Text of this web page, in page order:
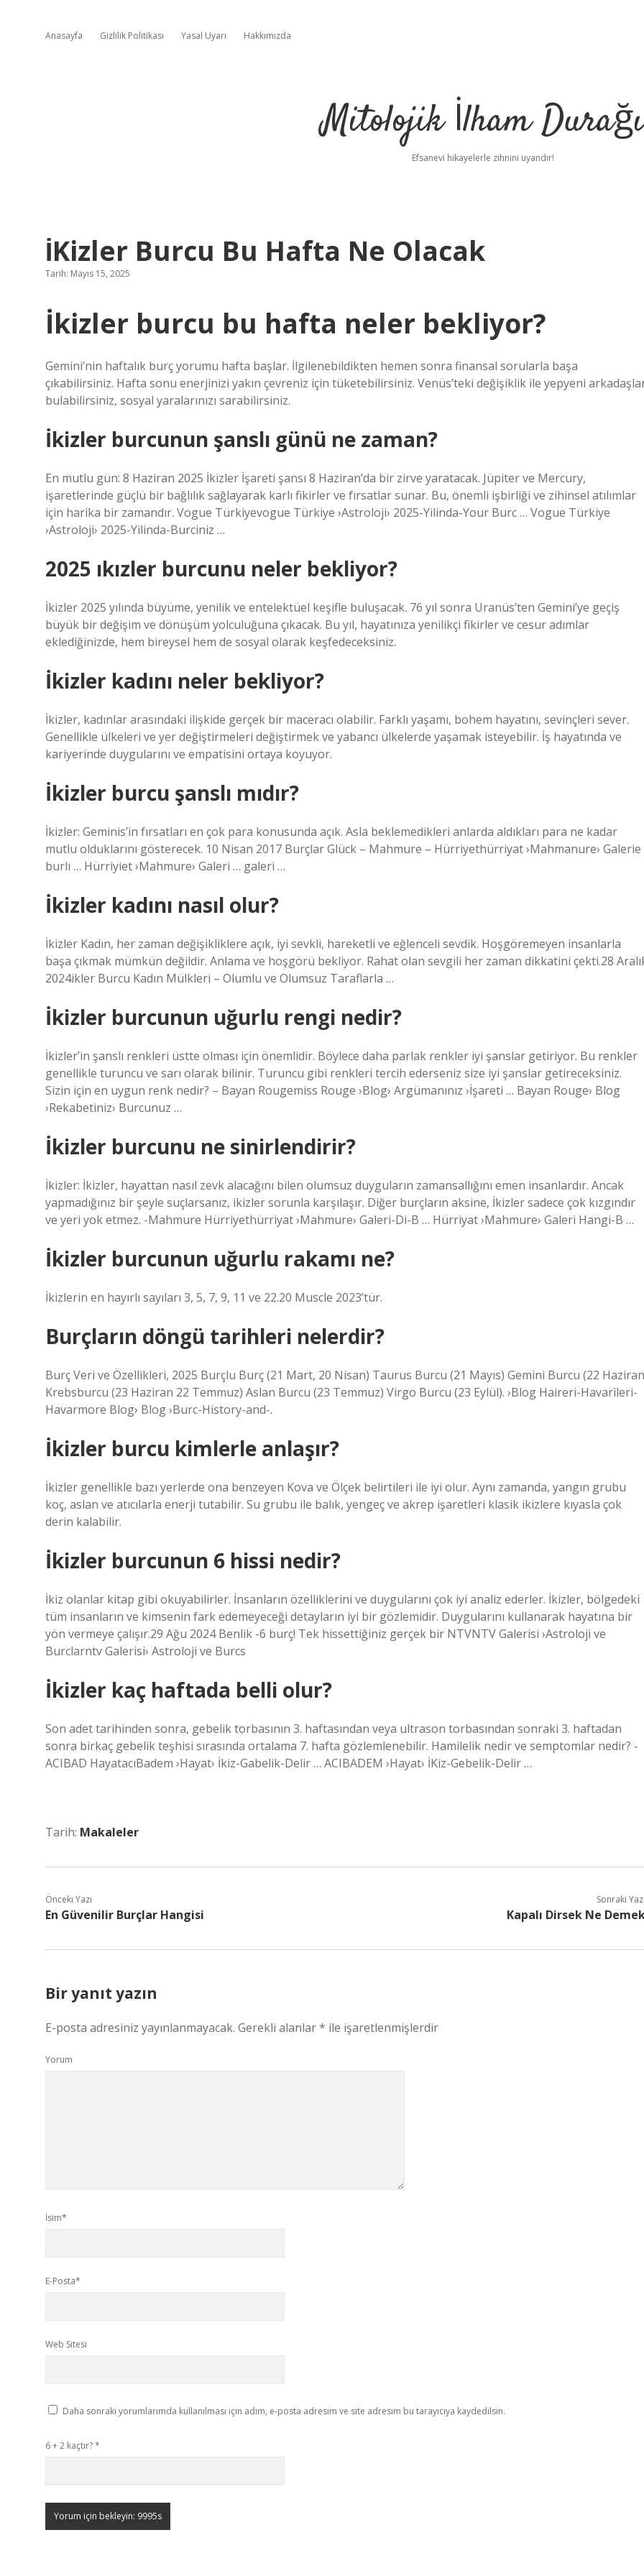
Anasayfa Gizlilik Politikası Yasal Uyarı Hakkımızda
Mitolojik İlham Durağı
Efsanevi hikayelerle zihnini uyandır!
İKizler Burcu Bu Hafta Ne Olacak
Tarih: Mayıs 15, 2025
İkizler burcu bu hafta neler bekliyor?
Gemini’nin haftalık burç yorumu hafta başlar. İlgilenebildikten hemen sonra finansal sorularla başa
çıkabilirsiniz. Hafta sonu enerjinizi yakın çevreniz için tüketebilirsiniz. Venüs’teki değişiklik ile yepyeni
bulabilirsiniz, sosyal yaralarınızı sarabilirsiniz.
İkizler burcunun şanslı günü ne zaman?
En mutlu gün: 8 Haziran 2025 İkizler İşareti şansı 8 Haziran’da bir zirve yaratacak. Jüpiter ve Mercury,
işaretlerinde güçlü bir bağlılık sağlayarak karlı fikirler ve fırsatlar sunar. Bu, önemli işbirliği ve zihinsel atılımlar
için harika bir zamandır. Vogue Türkiyevogue Türkiye ›Astroloji› 2025-Yilinda-Your Burc … Vogue Türkiye
›Astroloji› 2025-Yilinda-Burciniz …
2025 ıkızler burcunu neler bekliyor?
İkizler 2025 yılında büyüme, yenilik ve entelektüel keşifle buluşacak. 76 yıl sonra Uranüs’ten Gemini’ye geçiş
büyük bir değişim ve dönüşüm yolculuğuna çıkacak. Bu yıl, hayatınıza yenilikçi fikirler ve cesur adımlar
eklediğinizde, hem bireysel hem de sosyal olarak keşfedeceksiniz.
İkizler kadını neler bekliyor?
İkizler, kadınlar arasındaki ilişkide gerçek bir maceracı olabilir. Farklı yaşamı, bohem hayatını, sevinçleri sever.
Genellikle ülkeleri ve yer değiştirmeleri değiştirmek ve yabancı ülkelerde yaşamak isteyebilir. İş hayatında ve
kariyerinde duygularını ve empatisini ortaya koyuyor.
İkizler burcu şanslı mıdır?
İkizler: Geminis’in fırsatları en çok para konusunda açık. Asla beklemedikleri anlarda aldıkları para ne kadar
mutlu olduklarını gösterecek. 10 Nisan 2017 Burçlar Glück – Mahmure – Hürriyethürriyat ›Mahmanure› Galerie
burlı … Hürriyiet ›Mahmure› Galeri … galeri …
İkizler kadını nasıl olur?
İkizler Kadın, her zaman değişikliklere açık, iyi sevkli, hareketli ve eğlenceli sevdik. Hoşgöremeyen insanlarla
başa çıkmak mümkün değildir. Anlama ve hoşgörü bekliyor. Rahat olan sevgili her zaman dikkatini çekti.28
2024ikler Burcu Kadın Mülkleri – Olumlu ve Olumsuz Taraflarla …
İkizler burcunun uğurlu rengi nedir?
İkizler’in şanslı renkleri üstte olması için önemlidir. Böylece daha parlak renkler iyi şanslar getiriyor. Bu renkler
genellikle turuncu ve sarı olarak bilinir. Turuncu gibi renkleri tercih ederseniz size iyi şanslar getireceksiniz.
Sizin için en uygun renk nedir? – Bayan Rougemiss Rouge ›Blog› Argümanınız ›İşareti … Bayan Rouge› Blog
›Rekabetiniz› Burcunuz …
İkizler burcunu ne sinirlendirir?
İkizler: İkizler, hayattan nasıl zevk alacağını bilen olumsuz duyguların zamansallığını emen insanlardır. Ancak
yapmadığınız bir şeyle suçlarsanız, ikizler sorunla karşılaşır. Diğer burçların aksine, İkizler sadece çok kızgındır
ve yeri yok etmez. -Mahmure Hürriyethürriyat ›Mahmure› Galeri-Di-B … Hürriyat ›Mahmure› Galeri Hangi-B …
İkizler burcunun uğurlu rakamı ne?
İkizlerin en hayırlı sayıları 3, 5, 7, 9, 11 ve 22.20 Muscle 2023’tür.
Burçların döngü tarihleri nelerdir?
Burç Veri ve Özellikleri, 2025 Burçlu Burç (21 Mart, 20 Nisan) Taurus Burcu (21 Mayıs) Gemini Burcu (22
Krebsburcu (23 Haziran 22 Temmuz) Aslan Burcu (23 Temmuz) Virgo Burcu (23 Eylül). ›Blog Haireri-Havarìleri-
Havarmore Blog› Blog ›Burc-History-and-.
İkizler burcu kimlerle anlaşır?
İkizler genellikle bazı yerlerde ona benzeyen Kova ve Ölçek belirtileri ile iyi olur. Aynı zamanda, yangın grubu
koç, aslan ve atıcılarla enerji tutabilir. Su grubu ile balık, yengeç ve akrep işaretleri klasik ikizlere kıyasla çok
derin kalabilir.
İkizler burcunun 6 hissi nedir?
İkiz olanlar kitap gibi okuyabilirler. İnsanların özelliklerini ve duygularını çok iyi analiz ederler. İkizler, bölgedeki
tüm insanların ve kimsenin fark edemeyeceği detayların iyi bir gözlemidir. Duygularını kullanarak hayatına bir
yön vermeye çalışır.29 Ağu 2024 Benlik -6 burç! Tek hissettiğiniz gerçek bir NTVNTV Galerisi ›Astroloji ve
Burclarntv Galerisi› Astroloji ve Burcs
İkizler kaç haftada belli olur?
Son adet tarihinden sonra, gebelik torbasının 3. haftasından veya ultrason torbasından sonraki 3. haftadan
sonra birkaç gebelik teşhisi sırasında ortalama 7. hafta gözlemlenebilir. Hamilelik nedir ve semptomlar nedir? -
ACIBAD HayatacıBadem ›Hayat› İkiz-Gabelik-Delir … ACIBADEM ›Hayat› İKiz-Gebelik-Delir …
Tarih: Makaleler
Önceki Yazı
En Güvenilir Burçlar Hangisi
Sonraki
Kapalı Dirsek Ne
Bir yanıt yazın
E-posta adresiniz yayınlanmayacak. Gerekli alanlar* ile işaretlenmişlerdir
Yorum
İsim*
E-Posta*
Web Sitesi
Daha sonraki yorumlarımda kullanılması için adım, e-posta adresim ve site adresim bu tarayıcıya kaydedilsin.
6 + 2 kaçtır?*